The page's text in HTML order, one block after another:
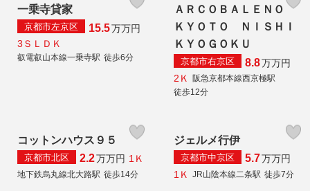
一乗寺貸家
京都市左京区 15.5万万円
3ＳＬＤＫ
叡電叡山本線一乗寺駅 徒歩6分
ＡＲＣＯＢＡＬＥＮＯ
ＫＹＯＴＯ ＮＩＳＨＩ
ＫＹＯＧＯＫＵ
京都市右京区 8.8万万円
2Ｋ
阪急京都本線西京極駅
徒歩12分
コットンハウス９５
京都市北区 2.2万万円 1Ｋ
地下鉄烏丸線北大路駅 徒歩14分
ジェルメ行伊
京都市中京区 5.7万万円
1Ｋ
JR山陰本線二条駅 徒歩7分